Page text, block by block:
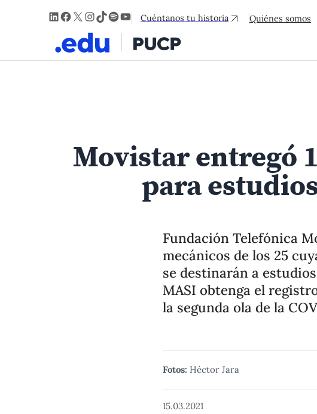
LinkedIn
Facebook
X Instagram
TikTok
Spotify
YouTube
Cuéntanos tu historia Quiénes somos
Movistar entregó
para
Fundación Telefónica
mecánicos de los 25
se destinarán a
MASI obtenga el
la segunda ola de la
Fotos: Héctor Jara
15.03.2021